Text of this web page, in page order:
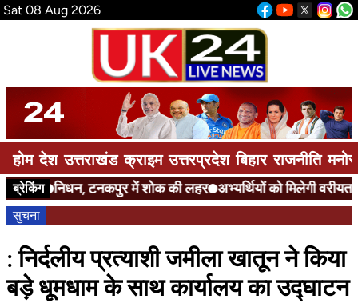
Sat 08 Aug 2026
होम देश उत्तराखंड क्राइम उत्तरप्रदेश बिहार राजनीति
ब्रेकिंगनिधन, टनकपुर में शोक की लहर अभ्यर्थियों को मिलेगी वरीयता
सुचना
: निर्दलीय प्रत्याशी जमीला खातून ने किया
बड़े धूमधाम के साथ कार्यालय का उद्घाटन